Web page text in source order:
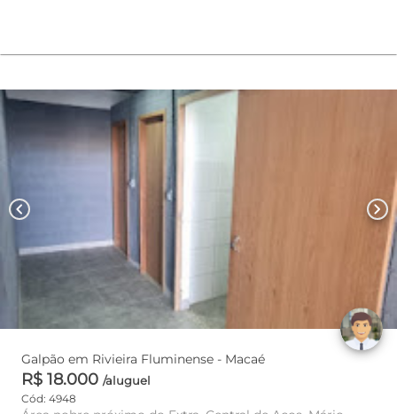
chevron_left chevron_right
Galpão em Rivieira Fluminense - Macaé
R$ 18.000 /aluguel
Cód: 4948